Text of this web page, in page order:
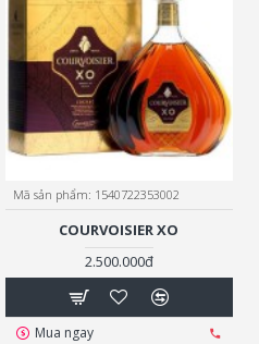
Mã sản phẩm: 1540722353002
COURVOISIER XO
2.500.000đ
Mua ngay